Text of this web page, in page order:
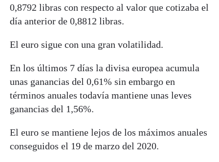
0,8792 libras con respecto al valor que cotizaba el
día anterior de 0,8812 libras.
El euro sigue con una gran volatilidad.
En los últimos 7 días la divisa europea acumula
unas ganancias del 0,61% sin embargo en
términos anuales todavía mantiene unas leves
ganancias del 1,56%.
El euro se mantiene lejos de los máximos anuales
conseguidos el 19 de marzo del 2020.